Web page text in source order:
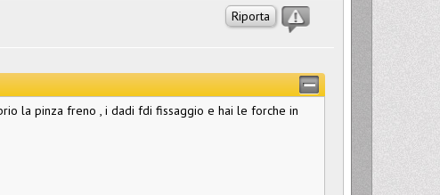
Riporta
la pinza freno , i dadi fdi fissaggio e hai le forche in